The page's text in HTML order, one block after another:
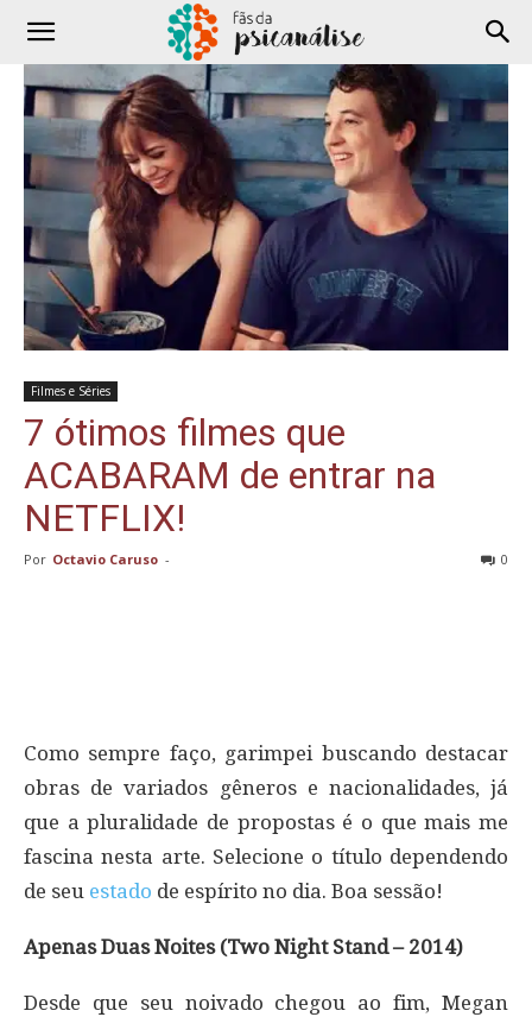
Filmes e Séries
7 ótimos filmes que
ACABARAM de entrar na
NETFLIX!
Por Octavio Caruso - 0
Como sempre faço, garimpei buscando destacar
obras de variados gêneros e nacionalidades, já
que a pluralidade de propostas é o que mais me
fascina nesta arte. Selecione o título dependendo
de seu estado de espírito no dia. Boa sessão!
Apenas Duas Noites (Two Night Stand – 2014)
Desde que seu noivado chegou ao fim, Megan